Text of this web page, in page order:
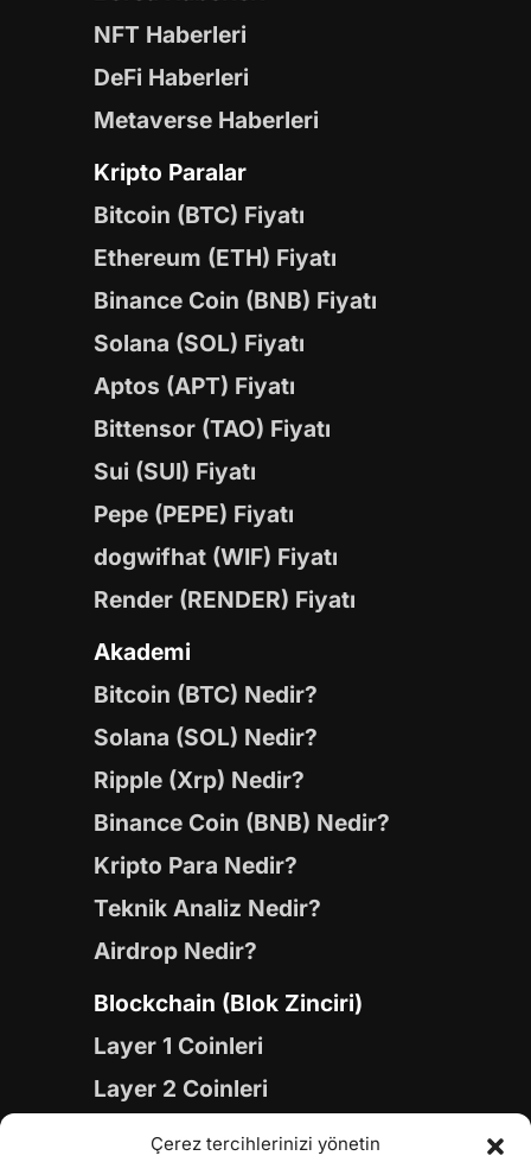
Çerez tercihlerinizi yönetin
NFT Haberleri
DeFi Haberleri
Metaverse Haberleri
Kripto Paralar
Bitcoin (BTC) Fiyatı
Ethereum (ETH) Fiyatı
Binance Coin (BNB) Fiyatı
Solana (SOL) Fiyatı
Aptos (APT) Fiyatı
Bittensor (TAO) Fiyatı
Sui (SUI) Fiyatı
Pepe (PEPE) Fiyatı
dogwifhat (WIF) Fiyatı
Render (RENDER) Fiyatı
Akademi
Bitcoin (BTC) Nedir?
Solana (SOL) Nedir?
Ripple (Xrp) Nedir?
Binance Coin (BNB) Nedir?
Kripto Para Nedir?
Teknik Analiz Nedir?
Airdrop Nedir?
Blockchain (Blok Zinciri)
Layer 1 Coinleri
Layer 2 Coinleri
Yapay Zeka (AI) Coinleri